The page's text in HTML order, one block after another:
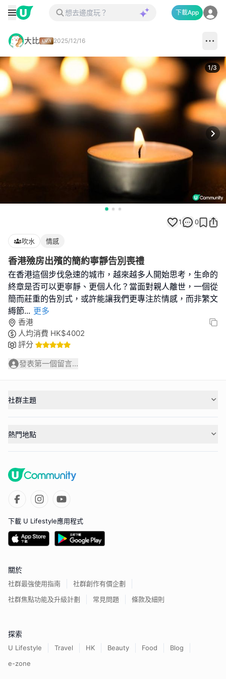
下載App
大比 2025/12/16
1/3
1 0
吹水 情感
香港殮房出殯的簡約寧靜告別喪禮
在香港這個步伐急速的城市，越來越多人開始思考，生命的
終章是否可以更寧靜、更個人化？當面對親人離世，一個從
簡而莊重的告別式，或許能讓我們更專注於情感，而非繁文
縟節... 更多
香港
人均消費 HK$4002
評分
發表第一個留言...
社群主題
熱門地點
下載 U Lifestyle應用程式
關於
社群最強使用指南
社群創作有價企劃
社群焦點功能及升級計劃
常見問題 條款及細則
探索
U Lifestyle Travel HK Beauty Food
Blog
e-zone